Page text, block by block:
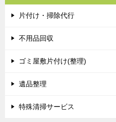
片付け・掃除代行
不用品回収
ゴミ屋敷片付け(整理)
遺品整理
特殊清掃サービス